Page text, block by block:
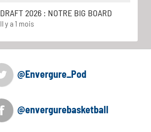
DRAFT 2026 : NOTRE BIG BOARD
Il y a 1 mois
@Envergure_Pod
@envergurebasketball